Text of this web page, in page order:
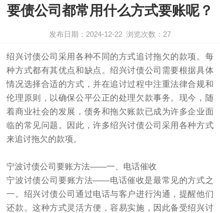
要债公司都常用什么方式要账呢？
发布日期：2024-12-22 浏览次数： 27
绍兴讨债公司采用各种不同的方式追讨拖欠的款项。每
种方式都有其优点和缺点。绍兴讨债公司 需要根据具体
情况选择合适的方式，并在追讨过程中注重法律合规和
伦理原则，以确保公平公正的处理欠款事务。现今，随
着商业社会的发展，债务和拖欠账款已成为许多企业面
临的常见问题。因此，许多绍兴讨债公司采用各种方式
来追讨拖欠的款项。
宁波讨债公司要账方法——一、电话催收
宁波讨债公司要账方法——电话催收是最常见的方式之
一。绍兴讨债公司通过电话与客户进行沟通，提醒他们
还款。这种方式灵活方便，容易实施，因此备受绍兴讨